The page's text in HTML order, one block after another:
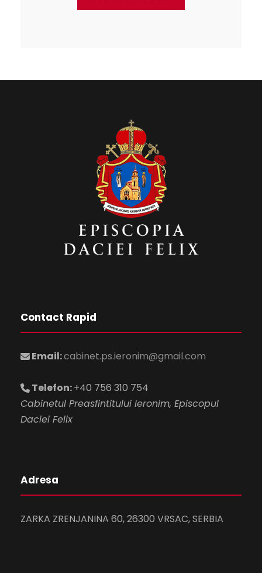
Contact Rapid
Email:cabinet.ps.ieronim@gmail.com
Telefon:+40 756 310 754
Cabinetul Preasfintitului Ieronim, Episcopul
Daciei Felix
Adresa
ZARKA ZRENJANINA 60, 26300 VRSAC, SERBIA